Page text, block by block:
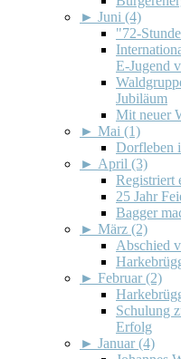
► Juni (4)
"72-
E-Jugend
Jubiläum
Mit neuer
► Mai (1)
Dorfleben
► April (3)
Registriert
25 Jahr
Bagger
► März (2)
Abschied
► Februar (2)
Schulung
Erfolg
► Januar (4)